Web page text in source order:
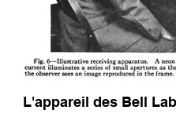
L'appareil des Bell